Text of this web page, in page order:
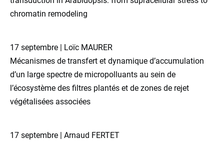
chromatin remodeling
17 septembre | Loïc MAURER
Mécanismes de transfert et dynamique d’accumulation
d’un large spectre de micropolluants au sein de
l’écosystème des filtres plantés et de zones de rejet
végétalisées associées
17 septembre | Arnaud FERTET